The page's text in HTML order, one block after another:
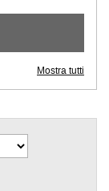
Mostra tutti